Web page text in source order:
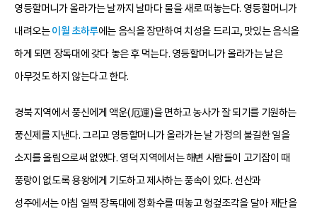
영등할머니가 올라가는 날까지 날마다 물을 새로 떠놓는다. 영등할머니가
내려오는이월 초하루에는 음식을 장만하여 치성을 드리고, 맛있는 음식을
하게 되면 장독대에 갖다 놓은 후 먹는다. 영등할머니가 올라가는 날은
아무것도 하지 않는다고 한다.
경북 지역에서 풍신에게 액운(厄運)을 면하고 농사가 잘 되기를 기원하는
풍신제를 지낸다. 그리고 영등할머니가 올라가는 날 가정의 불길한 일을
소지를 올림으로써 없앴다. 영덕 지역에서는 해변 사람들이 고기잡이 때
풍랑이 없도록 용왕에게 기도하고 제사하는 풍속이 있다. 선산과
성주에서는 아침 일찍 장독대에 정화수를 떠놓고 헝겊조각을 달아 제단을